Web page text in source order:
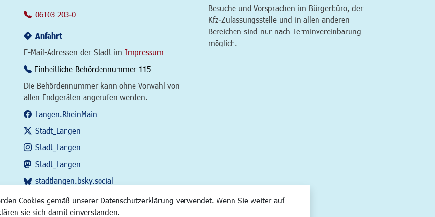
Cookies gemäß unserer Datenschutzerklärung verwendet. Wenn Sie weiter auf
sie sich damit einverstanden.
06103 203-0
Anfahrt
E-Mail-Adressen der Stadt im Impressum
Einheitliche Behördennummer 115
Die Behördennummer kann ohne Vorwahl von
allen Endgeräten angerufen werden.
Langen.RheinMain
Stadt_Langen
Stadt_Langen
Stadt_Langen
stadtlangen.bsky.social
RSS-Feed
Besuche und Vorsprachen im Bürgerbüro, der
Kfz-Zulassungsstelle und in allen anderen
Bereichen sind nur nach Terminvereinbarung
möglich.